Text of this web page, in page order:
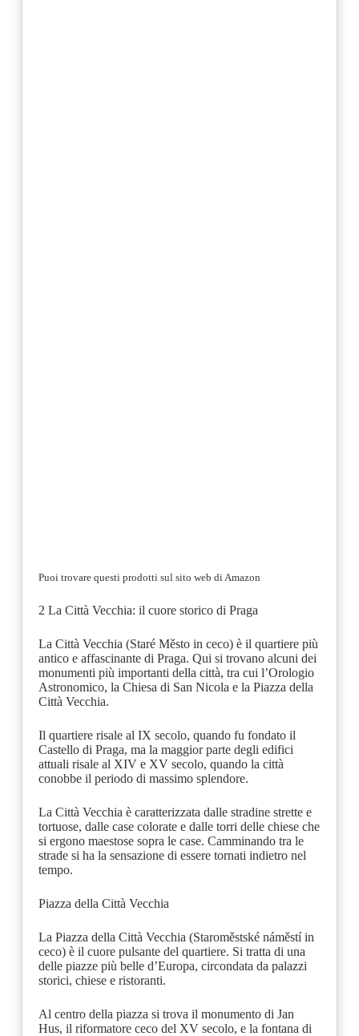
Puoi trovare questi prodotti sul sito web di Amazon
2 La Città Vecchia: il cuore storico di Praga
La Città Vecchia (Staré Město in ceco) è il quartiere più
antico e affascinante di Praga. Qui si trovano alcuni dei
monumenti più importanti della città, tra cui l’Orologio
Astronomico, la Chiesa di San Nicola e la Piazza della
Città Vecchia.
Il quartiere risale al IX secolo, quando fu fondato il
Castello di Praga, ma la maggior parte degli edifici
attuali risale al XIV e XV secolo, quando la città
conobbe il periodo di massimo splendore.
La Città Vecchia è caratterizzata dalle stradine strette e
tortuose, dalle case colorate e dalle torri delle chiese che
si ergono maestose sopra le case. Camminando tra le
strade si ha la sensazione di essere tornati indietro nel
tempo.
Piazza della Città Vecchia
La Piazza della Città Vecchia (Staroměstské náměstí in
ceco) è il cuore pulsante del quartiere. Si tratta di una
delle piazze più belle d’Europa, circondata da palazzi
storici, chiese e ristoranti.
Al centro della piazza si trova il monumento di Jan
Hus, il riformatore ceco del XV secolo, e la fontana di